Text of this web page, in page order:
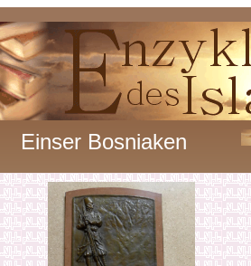
Einser Bosniaken